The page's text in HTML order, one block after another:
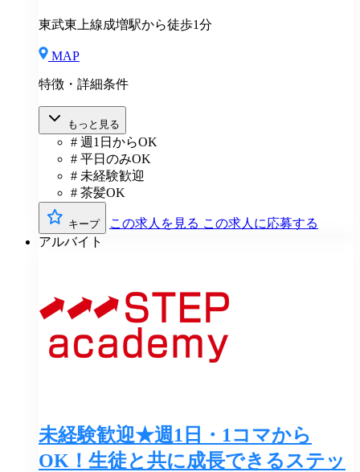
東武東上線成増駅から徒歩1分
MAP
特徴・詳細条件
もっと見る
# 週1日からOK
# 平日のみOK
# 未経験歓迎
# 茶髪OK
キープ この求人を見る この求人に応募する
アルバイト
未経験歓迎★週1日・1コマから
OK！生徒と共に成長できるステッ